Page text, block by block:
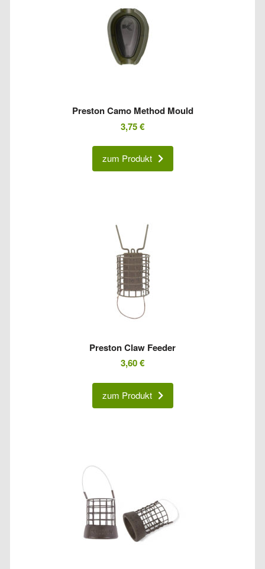
Preston Camo Method Mould
3,75€
zum Produkt
Preston Claw Feeder
3,60€
zum Produkt